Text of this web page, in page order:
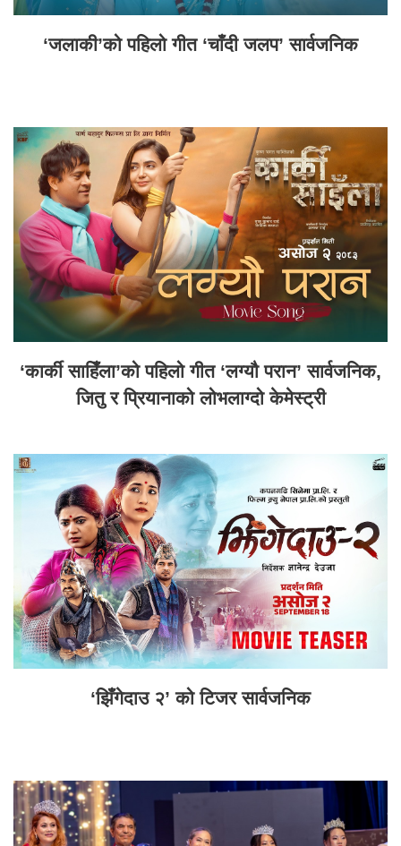
‘जलाकी’को पहिलो गीत ‘चाँदी जलप’ सार्वजनिक
‘कार्की साहिँला’को पहिलो गीत ‘लग्यौ परान’ सार्वजनिक,
जितु र प्रियानाको लोभलाग्दो केमेस्ट्री
‘झिँगेदाउ २’ को टिजर सार्वजनिक